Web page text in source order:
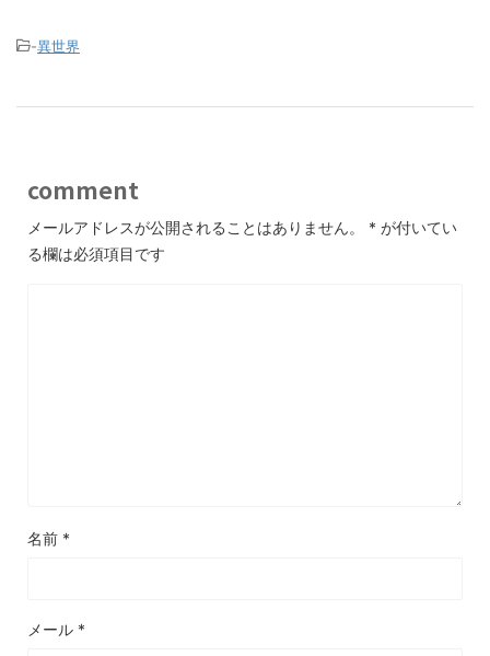
-異世界
comment
メールアドレスが公開されることはありません。 * が付いてい
る欄は必須項目です
名前 *
メール *